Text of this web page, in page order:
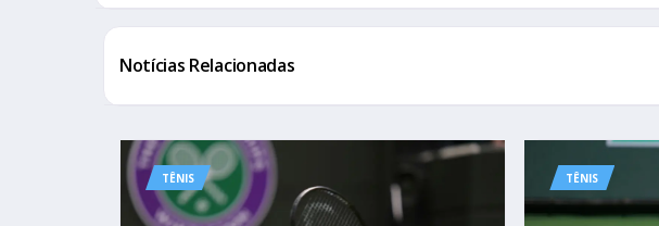
Notícias Relacionadas
TÊNIS TÊNIS